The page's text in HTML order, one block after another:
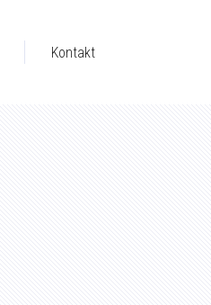
Kontakt